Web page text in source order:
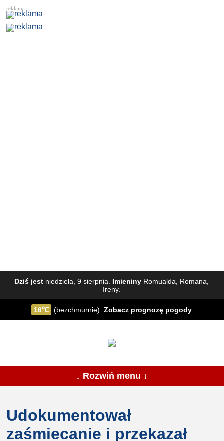
reklama
Dziś jest niedziela, 9 sierpnia. Imieniny Romualda, Romana,
Ireny.
16℃ (bezchmurnie).Zobacz prognozę pogody
↓ Rozwiń menu ↓
Udokumentował
zaśmiecanie i przekazał